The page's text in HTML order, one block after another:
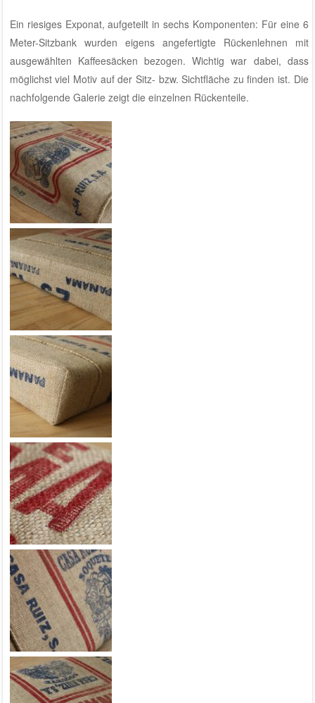
Ein riesiges Exponat, aufgeteilt in sechs Komponenten: Für eine 6
Meter-Sitzbank wurden eigens angefertigte Rückenlehnen mit
ausgewählten Kaffeesäcken bezogen. Wichtig war dabei, dass
möglichst viel Motiv auf der Sitz- bzw. Sichtfläche zu finden ist. Die
nachfolgende Galerie zeigt die einzelnen Rückenteile.